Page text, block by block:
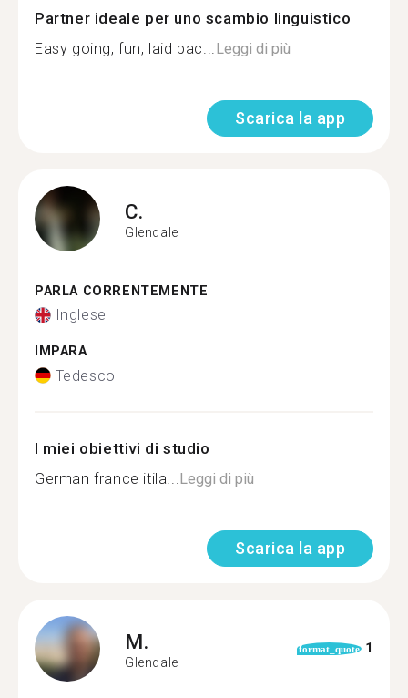
Partner ideale per uno scambio linguistico
Easy going, fun, laid bac... Leggi di più
Scarica la app
C.
Glendale
PARLA CORRENTEMENTE
Inglese
IMPARA
Tedesco
I miei obiettivi di studio
German france itila... Leggi di più
Scarica la app
M.
Glendale
format_quote 1